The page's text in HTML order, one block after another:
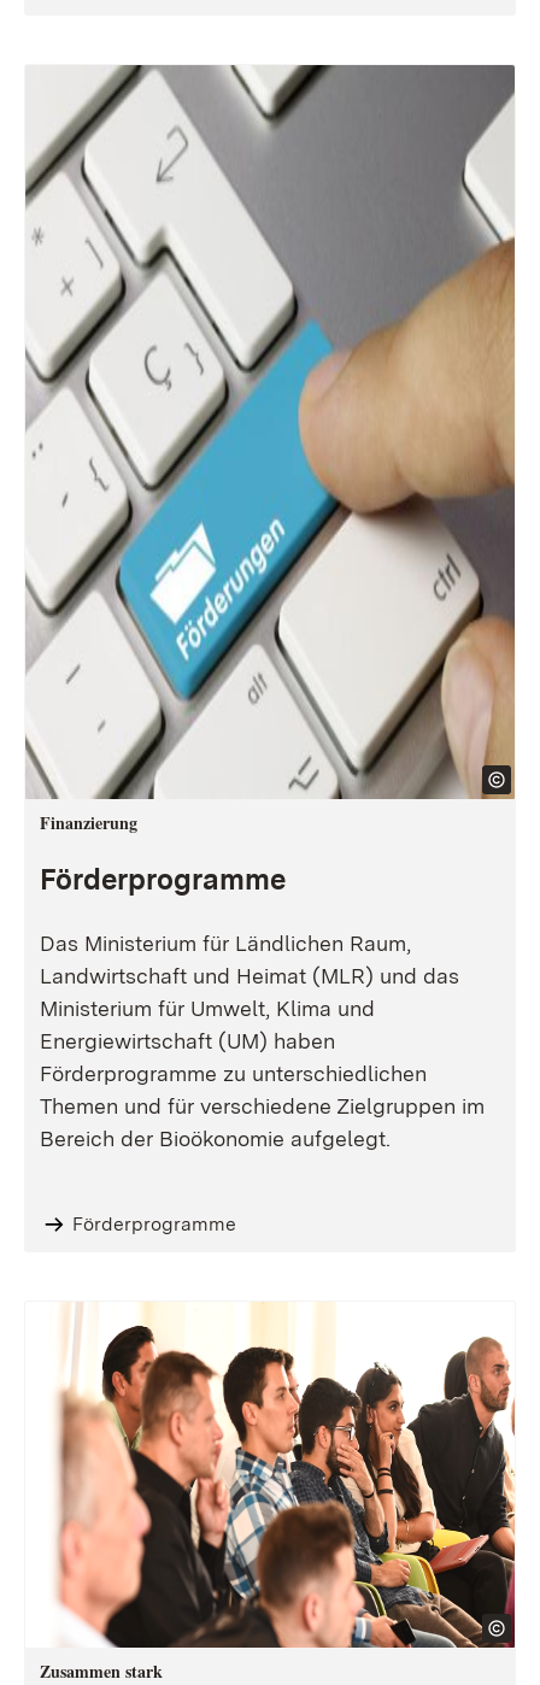
Finanzierung
Förderprogramme
Das Ministerium für Ländlichen Raum,
Landwirtschaft und Heimat (MLR) und das
Ministerium für Umwelt, Klima und
Energiewirtschaft (UM) haben
Förderprogramme zu unterschiedlichen
Themen und für verschiedene Zielgruppen im
Bereich der Bioökonomie aufgelegt.
Förderprogramme
Zusammen stark